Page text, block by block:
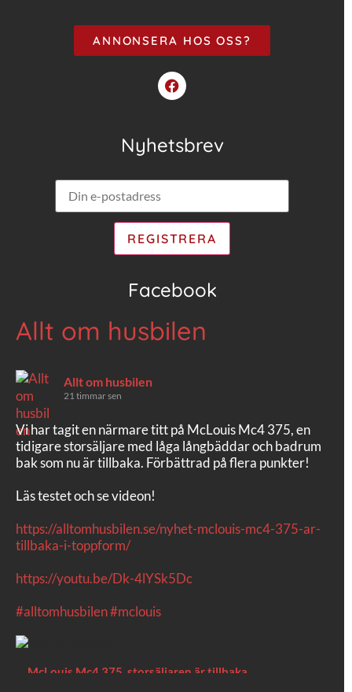
ANNONSERA HOS OSS?
Nyhetsbrev
Facebook
Allt om husbilen
Allt om husbilen
21 timmar sen
Vi har tagit en närmare titt på McLouis Mc4 375, en
tidigare storsäljare med låga långbäddar och badrum
bak som nu är tillbaka. Förbättrad på flera punkter!
Läs testet och se videon!
https://alltomhusbilen.se/nyhet-mclouis-mc4-375-ar-
tillbaka-i-toppform/
https://youtu.be/Dk-4lYSk5Dc
#alltomhusbilen#mclouis
McLouis Mc4 375, storsäljaren är tillbaka